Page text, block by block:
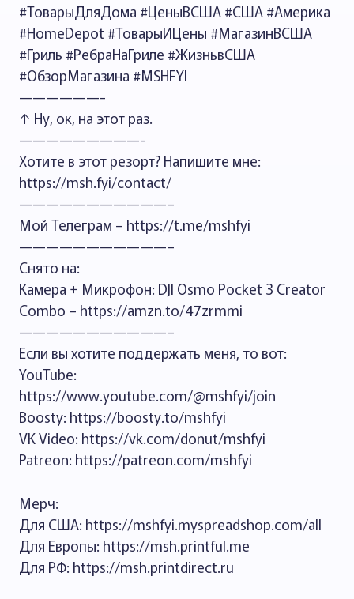
#ТоварыДляДома #ЦеныВСША #США #Америка
#HomeDepot #ТоварыИЦены #МагазинВСША
#Гриль #РебраНаГриле #ЖизньвСША
#ОбзорМагазина #MSHFYI
——————-
↑ Ну, ок, на этот раз.
—————————-
Хотите в этот резорт? Напишите мне:
https://msh.fyi/contact/
———————————–
Мой Телеграм – https://t.me/mshfyi
———————————–
Снято на:
Камера + Микрофон: DJI Osmo Pocket 3 Creator
Combo – https://amzn.to/47zrmmi
———————————–
Если вы хотите поддержать меня, то вот:
YouTube:
https://www.youtube.com/@mshfyi/join
Boosty: https://boosty.to/mshfyi
VK Video: https://vk.com/donut/mshfyi
Patreon: https://patreon.com/mshfyi
Мерч:
Для США: https://mshfyi.myspreadshop.com/all
Для Европы: https://msh.printful.me
Для РФ: https://msh.printdirect.ru